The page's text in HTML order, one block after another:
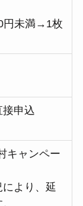
円未満→1枚
申込
キャンペー
により、延